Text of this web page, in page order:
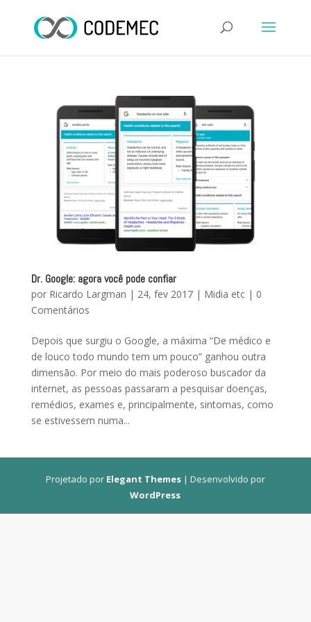
Dr. Google: agora você pode confiar
por Ricardo Largman | 24, fev 2017| Midia etc| 0
Comentários
Depois que surgiu o Google, a máxima “De médico e
de louco todo mundo tem um pouco” ganhou outra
dimensão. Por meio do mais poderoso buscador da
internet, as pessoas passaram a pesquisar doenças,
remédios, exames e, principalmente, sintomas, como
se estivessem numa...
Projetado por Elegant Themes| Desenvolvido por
WordPress